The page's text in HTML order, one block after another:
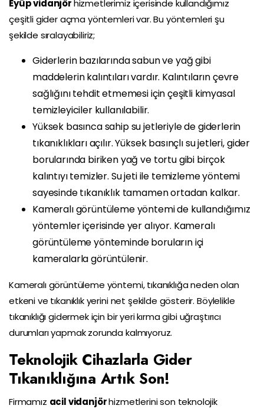
Eyüp vidanjörhizmetlerimiz içerisinde kullandığımız
çeşitli gider açma yöntemleri var. Bu yöntemleri şu
şekilde sıralayabiliriz;
Giderlerin bazılarında sabun ve yağ gibi
maddelerin kalıntıları vardır. Kalıntıların çevre
sağlığını tehdit etmemesi için çeşitli kimyasal
temizleyiciler kullanılabilir.
Yüksek basınca sahip su jetleriyle de giderlerin
tıkanıklıkları açılır. Yüksek basınçlı su jetleri, gider
borularında biriken yağ ve tortu gibi birçok
kalıntıyı temizler. Su jeti ile temizleme yöntemi
sayesinde tıkanıklık tamamen ortadan kalkar.
Kameralı görüntüleme yöntemi de kullandığımız
yöntemler içerisinde yer alıyor. Kameralı
görüntüleme yönteminde boruların içi
kameralarla görüntülenir.
Kameralı görüntüleme yöntemi, tıkanıklığa neden olan
etkeni ve tıkanıklık yerini net şekilde gösterir. Böylelikle
tıkanıklığı gidermek için bir yeri kırma gibi uğraştırıcı
durumları yapmak zorunda kalmıyoruz.
Teknolojik Cihazlarla Gider
Tıkanıklığına Artık Son!
Firmamız acil vidanjörhizmetlerini son teknolojik